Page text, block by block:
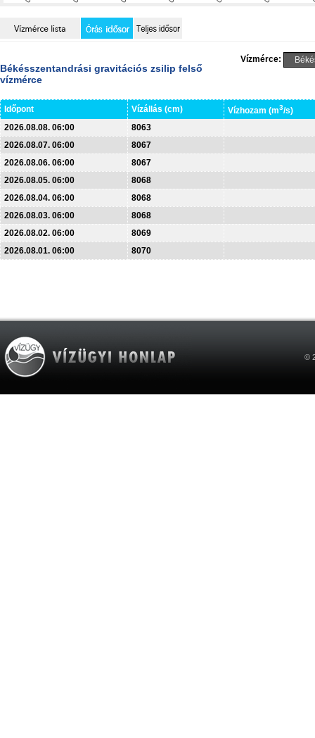
Vízmérce:
Békésszentandrási gravitációs zsilip felső
vízmérce
Időpont Vízállás (cm) Vízhozam (m3/s)
2026.08.08. 06:00
8063
2026.08.07. 06:00
8067
2026.08.06. 06:00
8067
2026.08.05. 06:00
8068
2026.08.04. 06:00
8068
2026.08.03. 06:00
8068
2026.08.02. 06:00
8069
2026.08.01. 06:00
8070
©